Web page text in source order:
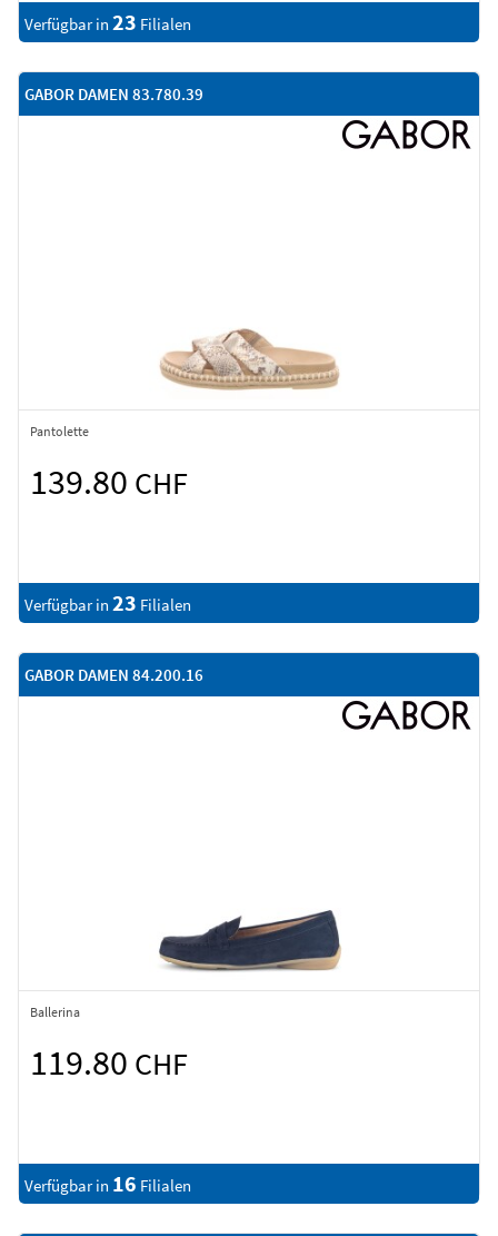
Verfügbar in 23 Filialen
GABOR DAMEN 83.780.39
Pantolette
139.80 CHF
Verfügbar in 23 Filialen
GABOR DAMEN 84.200.16
Ballerina
119.80 CHF
Verfügbar in 16 Filialen